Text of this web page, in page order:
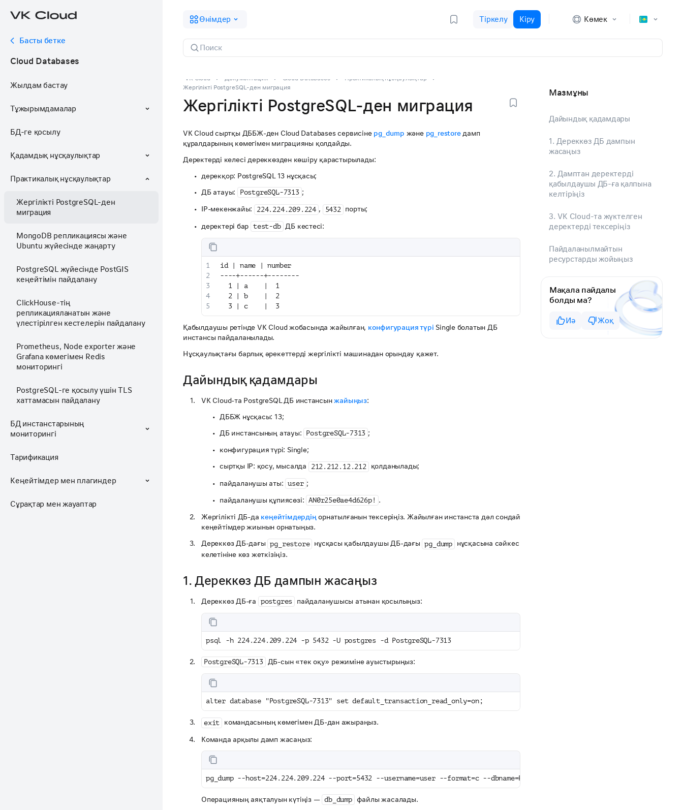
Өнімдер Тіркелу Кіру Көмек
Басты бетке
Cloud Databases
Жылдам бастау
Тұжырымдамалар
БД-ге қосылу
Қадамдық нұсқаулықтар
Практикалық нұсқаулықтар
Жергілікті PostgreSQL-ден
миграция
MongoDB репликациясы және
Ubuntu жүйесінде жаңарту
PostgreSQL жүйесінде PostGIS
кеңейтімін пайдалану
ClickHouse-тің
репликацияланатын және
үлестірілген кестелерін пайдалану
Prometheus, Node exporter және
Grafana көмегімен Redis
мониторингі
PostgreSQL-ге қосылу үшін TLS
хаттамасын пайдалану
БД инстанстарының
мониторингі
Тарификация
Кеңейтімдер мен плагиндер
Сұрақтар мен жауаптар
VK Cloud Документация Cloud Databases
Практикалық нұсқаулықтар
Жергілікті PostgreSQL-ден миграция
Жергілікті PostgreSQL-ден миграция
VK Cloud сыртқы ДББЖ-ден Cloud Databases сервисіне pg_dump және pg_restoreдамп
құралдарының көмегімен миграцияны қолдайды.
Деректерді келесі дереккөзден көшіру қарастырылады:
дерекқор: PostgreSQL 13 нұсқасы;
ДБ атауы:
PostgreSQL-7313 ;
IP-мекенжайы: 224.224.209.224 , 5432 порты;
деректері бар test-db ДБ кестесі:
id | name | number
----+------+--------
  1 | a    |  1
  2 | b    |  2
  3 | c    |  3
Қабылдаушы ретінде VK Cloud жобасында жайылған, конфигурация түрі Single болатын ДБ
инстансы пайдаланылады.
Нұсқаулықтағы барлық әрекеттерді жергілікті машинадан орындау қажет.
Дайындық қадамдары
VK Cloud-та PostgreSQL ДБ инстансынжайыңыз:
ДББЖ нұсқасы: 13;
ДБ инстансының атауы:
PostgreSQL-7313 ;
конфигурация түрі: Single;
сыртқы IP: қосу, мысалда
212.212.12.212 қолданылады;
пайдаланушы аты: user ;
пайдаланушы құпиясөзі: AN0r25e0ae4d626p! .
Жергілікті ДБ-да кеңейтімдердіңорнатылғанын тексеріңіз. Жайылған инстанста дәл сондай
кеңейтімдер жиынын орнатыңыз.
Дереккөз ДБ-дағы
pg_restore нұсқасы қабылдаушы ДБ-дағы pg_dump
нұсқасына сәйкес
келетініне көз жеткізіңіз.
1. Дереккөз ДБ дампын жасаңыз
Дереккөз ДБ-ға postgres пайдаланушысы атынан қосылыңыз:
psql -h 224.224.209.224 -p 5432 -U postgres -d PostgreSQL-7313
PostgreSQL-7313 ДБ-сын «тек оқу» режиміне ауыстырыңыз:
alter database "PostgreSQL-7313" set default_transaction_read_only=on;
exit командасының көмегімен ДБ-дан ажыраңыз.
Команда арқылы дамп жасаңыз:
pg_dump --host=224.224.209.224 --port=5432 --username=user --format=c --dbname=PostgreSQL-7313 --file=db_dump
Операцияның аяқталуын күтіңіз — db_dump файлы жасалады.
Мазмұны
Дайындық қадамдары
1. Дереккөз ДБ дампын
жасаңыз
2. Дамптан деректерді
қабылдаушы ДБ-ға қалпына
келтіріңіз
3. VK Cloud-та жүктелген
деректерді тексеріңіз
Пайдаланылмайтын
ресурстарды жойыңыз
Мақала пайдалы
болды ма?
Иә Жоқ